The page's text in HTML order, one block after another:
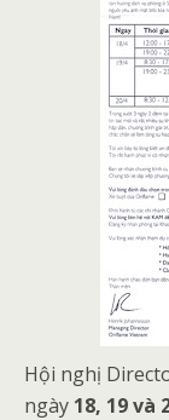
Hội nghị
ngày 18, 19 và